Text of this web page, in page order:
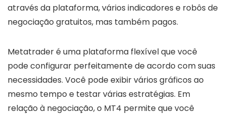
através da plataforma, vários indicadores e robôs de
negociação gratuitos, mas também pagos.
Metatrader é uma plataforma flexível que você
pode configurar perfeitamente de acordo com suas
necessidades. Você pode exibir vários gráficos ao
mesmo tempo e testar várias estratégias. Em
relação à negociação, o MT4 permite que você